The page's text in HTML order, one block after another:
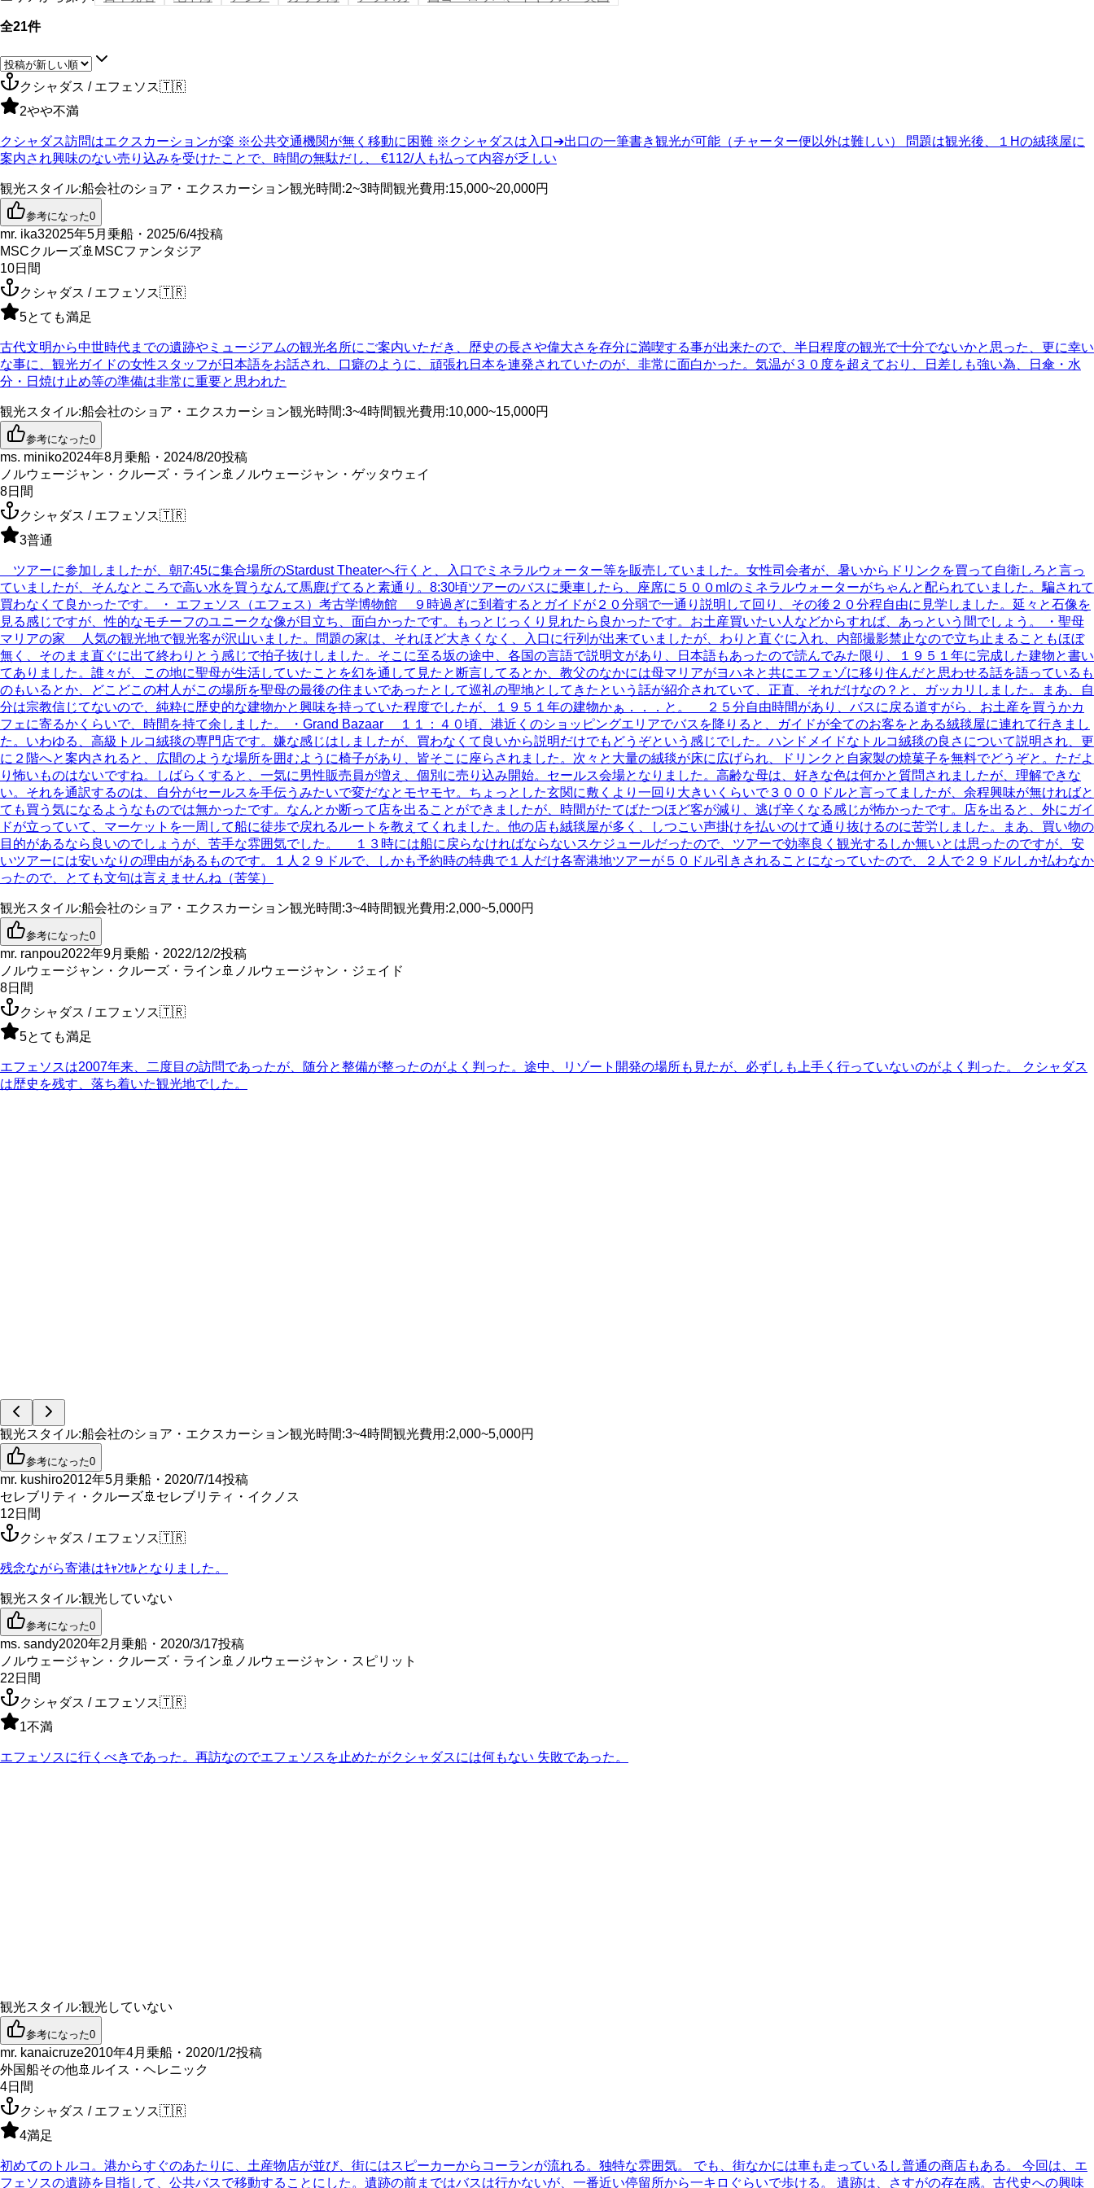
全21件
クシャダス / エフェソス🇹🇷
2やや不満
クシャダス訪問はエクスカーションが楽 ※公共交通機関が無く移動に困難 ※クシャダスは入口➔出口の一筆書き観光が可能（チャーター便以外は難しい） 問題は観光後、１Hの絨毯屋に
案内され興味のない売り込みを受けたことで、時間の無駄だし、 €112/人も払って内容が乏しい
観光スタイル:船会社のショア・エクスカーション観光時間:2~3時間観光費用 :15,000~20,000円
参考になった0
mr. ika32025年5月乗船・2025/6/4投稿
MSCクルーズ🚢 MSCファンタジア
10日間
クシャダス / エフェソス🇹🇷
5とても満足
古代文明から中世時代までの遺跡やミュージアムの観光名所にご案内いただき、歴史の長さや偉大さを存分に満喫する事が出来たので、半日程度の観光で十分でないかと思った、更に幸い
な事に、観光ガイドの女性スタッフが日本語をお話され、口癖のように、頑張れ日本を連発されていたのが、非常に面白かった。気温が３０度を超えており、日差しも強い為、日傘・水
分・日焼け止め等の準備は非常に重要と思われた
観光スタイル:船会社のショア・エクスカーション観光時間:3~4時間観光費用 :10,000~15,000円
参考になった0
ms. miniko2024年8月乗船・2024/8/20投稿
ノルウェージャン・クルーズ・ライン 🚢 ノルウェージャン・ゲッタウェイ
8日間
クシャダス / エフェソス🇹🇷
3普通
ツアーに参加しましたが、朝7:45に集合場所のStardust Theaterへ行くと、入口でミネラルウォーター等を販売していました。女性司会者が、暑いからドリンクを買って自衛しろと言っ
ていましたが、そんなところで高い水を買うなんて馬鹿げてると素通り。8:30頃ツアーのバスに乗車したら、座席に５００mlのミネラルウォーターがちゃんと配られていました。騙されて
買わなくて良かったです。 ・ エフェソス（エフェス）考古学博物館 ９時過ぎに到着するとガイドが２０分弱で一通り説明して回り、その後２０分程自由に見学しました。延々と石像を
見る感じですが、性的なモチーフのユニークな像が目立ち、面白かったです。もっとじっくり見れたら良かったです。お土産買いたい人などからすれば、あっという間でしょう。 ・聖母
マリアの家 人気の観光地で観光客が沢山いました。問題の家は、それほど大きくなく、入口に行列が出来ていましたが、わりと直ぐに入れ、内部撮影禁止なので立ち止まることもほぼ
無く、そのまま直ぐに出て終わりとう感じで拍子抜けしました。そこに至る坂の途中、各国の言語で説明文があり、日本語もあったので読んでみた限り、１９５１年に完成した建物と書い
てありました。誰々が、この地に聖母が生活していたことを幻を通して見たと断言してるとか、教父のなかには母マリアがヨハネと共にエフェゾに移り住んだと思わせる話を語っているも
のもいるとか、どこどこの村人がこの場所を聖母の最後の住まいであったとして巡礼の聖地としてきたという話が紹介されていて、正直、それだけなの？と、ガッカリしました。まあ、自
分は宗教信じてないので、純粋に歴史的な建物かと興味を持っていた程度でしたが、１９５１年の建物かぁ．．．と。 ２５分自由時間があり、バスに戻る道すがら、お土産を買うかカ
フェに寄るかくらいで、時間を持て余しました。 ・Grand Bazaar １１：４０頃、港近くのショッピングエリアでバスを降りると、ガイドが全てのお客をとある絨毯屋に連れて行きまし
た。いわゆる、高級トルコ絨毯の専門店です。嫌な感じはしましたが、買わなくて良いから説明だけでもどうぞという感じでした。ハンドメイドなトルコ絨毯の良さについて説明され、更
に２階へと案内されると、広間のような場所を囲むように椅子があり、皆そこに座らされました。次々と大量の絨毯が床に広げられ、ドリンクと自家製の焼菓子を無料でどうぞと。ただよ
り怖いものはないですね。しばらくすると、一気に男性販売員が増え、個別に売り込み開始。セールス会場となりました。高齢な母は、好きな色は何かと質問されましたが、理解できな
い。それを通訳するのは、自分がセールスを手伝うみたいで変だなとモヤモヤ。ちょっとした玄関に敷くより一回り大きいくらいで３０００ドルと言ってましたが、余程興味が無ければと
ても買う気になるようなものでは無かったです。なんとか断って店を出ることができましたが、時間がたてばたつほど客が減り、逃げ辛くなる感じが怖かったです。店を出ると、外にガイ
ドが立っていて、マーケットを一周して船に徒歩で戻れるルートを教えてくれました。他の店も絨毯屋が多く、しつこい声掛けを払いのけて通り抜けるのに苦労しました。まあ、買い物の
目的があるなら良いのでしょうが、苦手な雰囲気でした。 １３時には船に戻らなければならないスケジュールだったので、ツアーで効率良く観光するしか無いとは思ったのですが、安
いツアーには安いなりの理由があるものです。１人２９ドルで、しかも予約時の特典で１人だけ各寄港地ツアーが５０ドル引きされることになっていたので、２人で２９ドルしか払わなか
ったので、とても文句は言えませんね（苦笑）
観光スタイル:船会社のショア・エクスカーション観光時間:3~4時間観光費用 :2,000~5,000円
参考になった0
mr. ranpou2022年9月乗船・2022/12/2投稿
ノルウェージャン・クルーズ・ライン 🚢 ノルウェージャン・ジェイド
8日間
クシャダス / エフェソス🇹🇷
5とても満足
エフェソスは2007年来、二度目の訪問であったが、随分と整備が整ったのがよく判った。途中、リゾート開発の場所も見たが、必ずしも上手く行っていないのがよく判った。 クシャダス
は歴史を残す、落ち着いた観光地でした。
観光スタイル:船会社のショア・エクスカーション観光時間:3~4時間観光費用 :2,000~5,000円
参考になった0
mr. kushiro2012年5月乗船・2020/7/14投稿
セレブリティ・クルーズ🚢 セレブリティ・イクノス
12 日間
クシャダス / エフェソス🇹🇷
残念ながら寄港はｷｬﾝｾﾙとなりました。
観光スタイル:観光していない
参考になった0
ms. sandy2020年2月乗船・2020/3/17投稿
ノルウェージャン・クルーズ・ライン 🚢 ノルウェージャン・スピリット
22 日間
クシャダス / エフェソス🇹🇷
1不満
エフェソスに行くべきであった。再訪なのでエフェソスを止めたがクシャダスには何もない 失敗であった。
観光スタイル:観光していない
参考になった0
mr. kanaicruze2010年4月乗船・2020/1/2投稿
外国船その他🚢 ルイス・ヘレニック
4日間
クシャダス / エフェソス🇹🇷
4満足
初めてのトルコ。港からすぐのあたりに、土産物店が並び、街にはスピーカーからコーランが流れる。独特な雰囲気。 でも、街なかには車も走っているし普通の商店もある。 今回は、エ
フェソスの遺跡を目指して、公共バスで移動することにした。遺跡の前まではバスは行かないが、一番近い停留所から一キロぐらいで歩ける。 遺跡は、さすがの存在感。古代史への興味